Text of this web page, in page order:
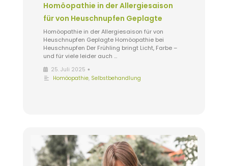
Homöopathie in der Allergiesaison
für von Heuschnupfen Geplagte
Homöopathie in der Allergiesaison für von
Heuschnupfen Geplagte Homöopathie bei
Heuschnupfen Der Frühling bringt Licht, Farbe –
und für viele leider auch …
25. Juli 2025 •
Homöopathie, Selbstbehandlung